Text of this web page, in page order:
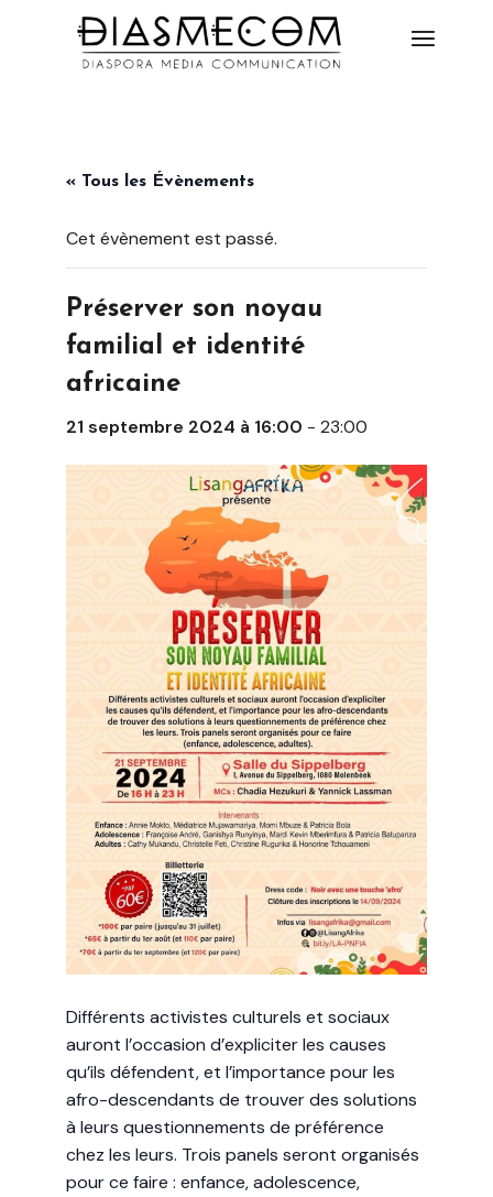
« Tous les Évènements
Cet évènement est passé.
Préserver son noyau
familial et identité
africaine
21 septembre 2024 à 16:00 -23:00
Différents activistes culturels et sociaux
auront l’occasion d’expliciter les causes
qu’ils défendent, et l’importance pour les
afro-descendants de trouver des solutions
à leurs questionnements de préférence
chez les leurs. Trois panels seront organisés
pour ce faire : enfance, adolescence,